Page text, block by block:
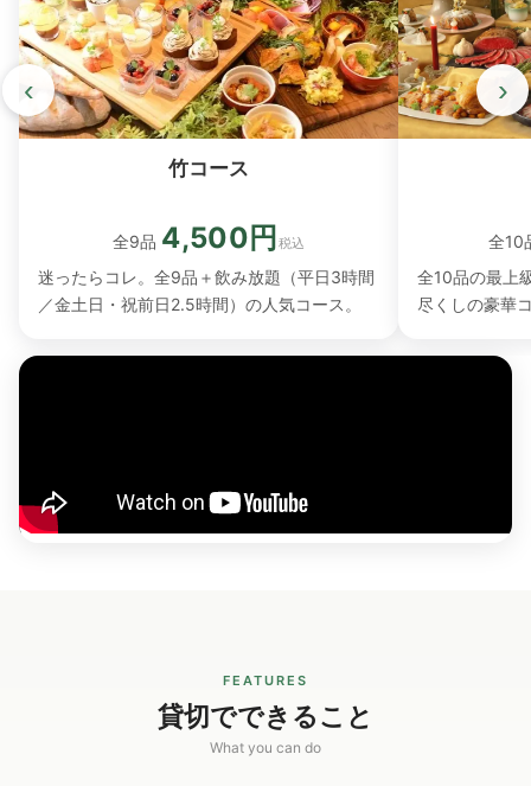
竹コース
全9品 4,500円 税込
迷ったらコレ。全9品＋飲み放題（平日3時間
／金土日・祝前日2.5時間）の人気コース。
全10
全10品の最上
尽くしの豪華
‹ ›
FEATURES
貸切でできること
What you can do